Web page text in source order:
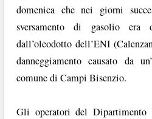
domenica che nei giorni
sversamento di gasolio era
dall’oleodotto dell’ENI
danneggiamento causato da
comune di Campi Bisenzio.
Gli operatori del Dipartimento